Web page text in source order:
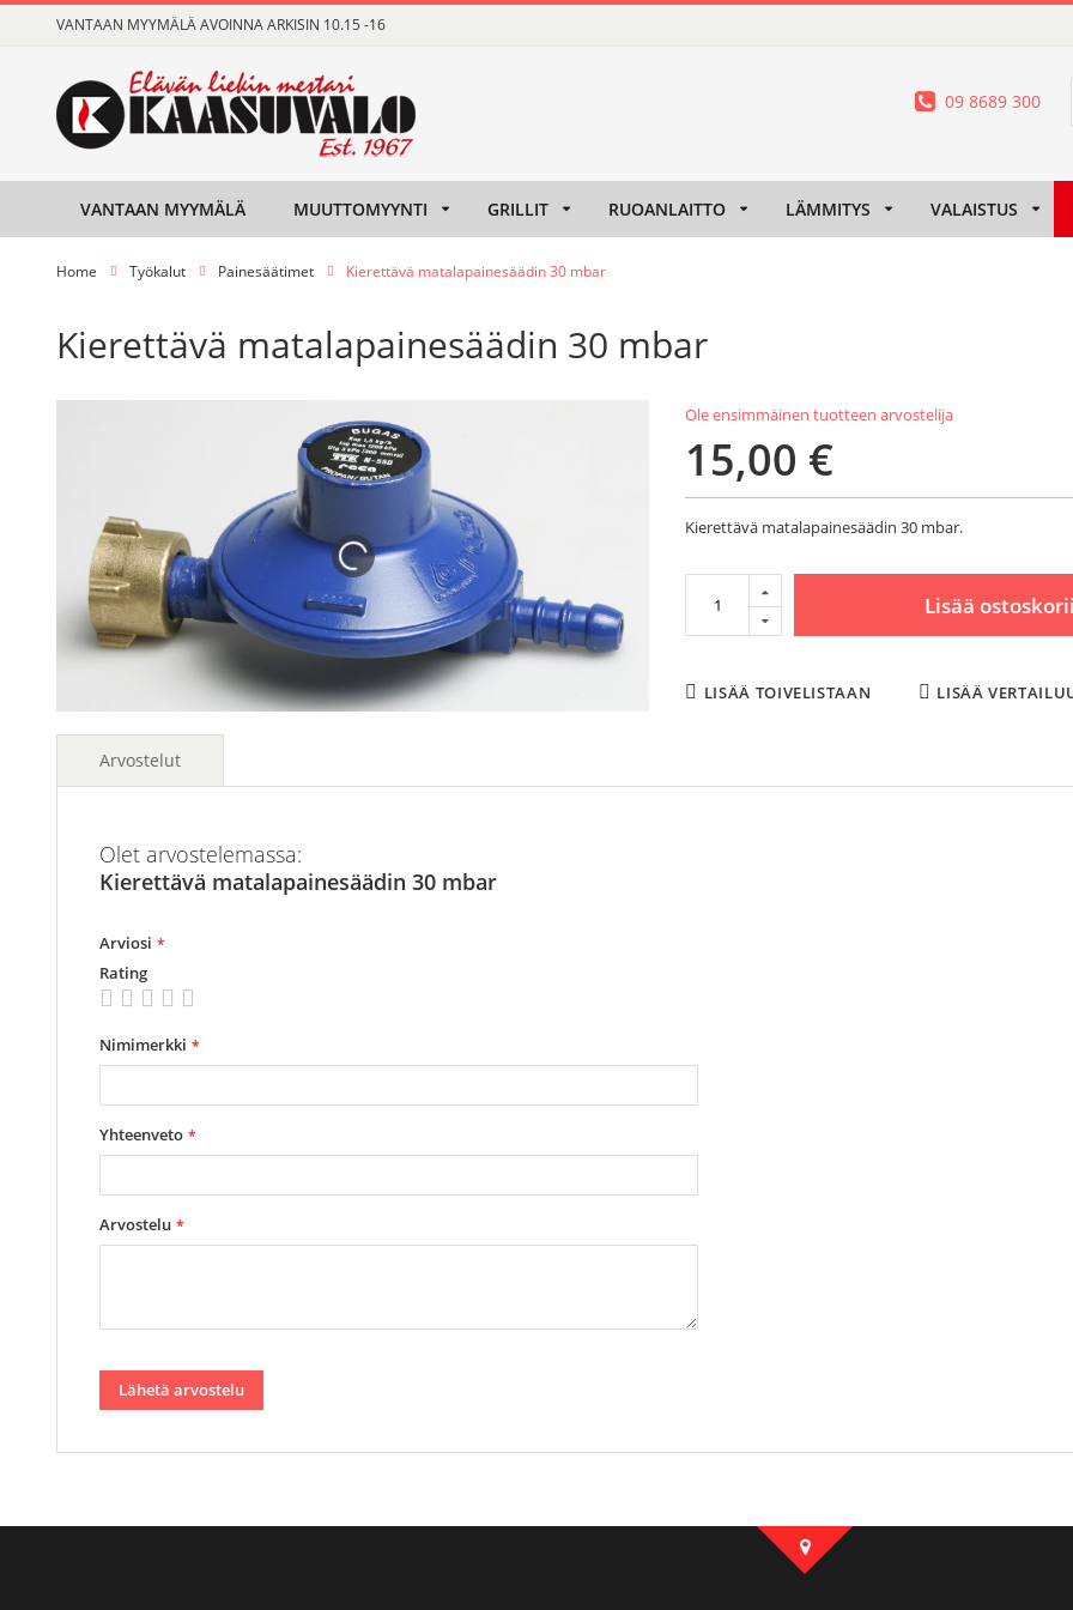
Skip
to
VANTAAN MYYMÄLÄ AVOINNA ARKISIN 10.15 -16
09 8689 300
VANTAAN MYYMÄLÄ MUUTTOMYYNTI GRILLIT RUOANLAITTO LÄMMITYS VALAISTUS
Home Työkalut Painesäätimet Kierettävä matalapainesäädin 30 mbar
Kierettävä matalapainesäädin 30 mbar
Ole ensimmäinen tuotteen arvostelija
15,00 €
Kierettävä matalapainesäädin 30 mbar.
Lisää
LISÄÄ TOIVELISTAAN LISÄÄ
images
gallery
images
gallery
Arvostelut
Olet arvostelemassa:
Kierettävä matalapainesäädin 30 mbar
Arviosi
Rating
star
stars
stars
stars
stars
Nimimerkki
Yhteenveto
Arvostelu
Lähetä arvostelu